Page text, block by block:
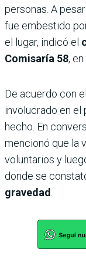
personas. A
fue embestido
el lugar, indicó el
Comisaría 58,
De acuerdo con
involucrado en el
hecho. En
mencionó que la
voluntarios y
donde se
gravedad